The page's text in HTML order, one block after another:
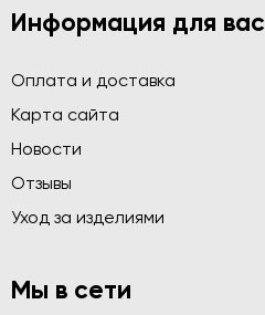
Информация для вас
Оплата и доставка
Карта сайта
Новости
Отзывы
Уход за изделиями
Мы в сети